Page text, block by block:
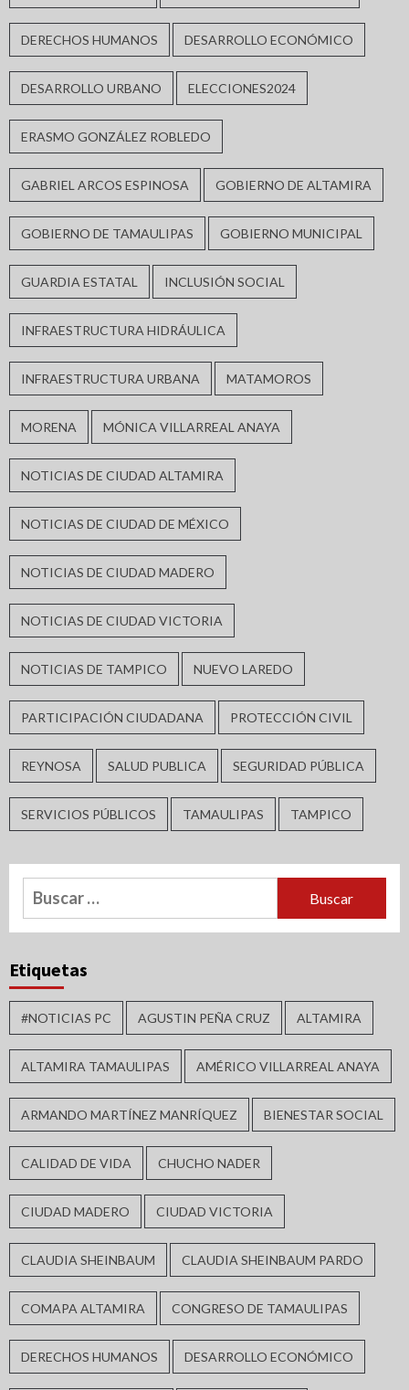
DERECHOS HUMANOS DESARROLLO ECONÓMICO
DESARROLLO URBANO ELECCIONES2024
ERASMO GONZÁLEZ ROBLEDO
GABRIEL ARCOS ESPINOSA GOBIERNO DE ALTAMIRA
GOBIERNO DE TAMAULIPAS GOBIERNO MUNICIPAL
GUARDIA ESTATAL INCLUSIÓN SOCIAL
INFRAESTRUCTURA HIDRÁULICA
INFRAESTRUCTURA URBANA MATAMOROS
MORENA MÓNICA VILLARREAL ANAYA
NOTICIAS DE CIUDAD ALTAMIRA
NOTICIAS DE CIUDAD DE MÉXICO
NOTICIAS DE CIUDAD MADERO
NOTICIAS DE CIUDAD VICTORIA
NOTICIAS DE TAMPICO NUEVO LAREDO
PARTICIPACIÓN CIUDADANA PROTECCIÓN CIVIL
REYNOSA SALUD PUBLICA SEGURIDAD PÚBLICA
SERVICIOS PÚBLICOS TAMAULIPAS TAMPICO
Buscar:
Etiquetas
#NOTICIAS PC AGUSTIN PEÑA CRUZ ALTAMIRA
ALTAMIRA TAMAULIPAS AMÉRICO VILLARREAL ANAYA
ARMANDO MARTÍNEZ MANRÍQUEZ BIENESTAR SOCIAL
CALIDAD DE VIDA CHUCHO NADER
CIUDAD MADERO CIUDAD VICTORIA
CLAUDIA SHEINBAUM CLAUDIA SHEINBAUM PARDO
COMAPA ALTAMIRA CONGRESO DE TAMAULIPAS
DERECHOS HUMANOS DESARROLLO ECONÓMICO